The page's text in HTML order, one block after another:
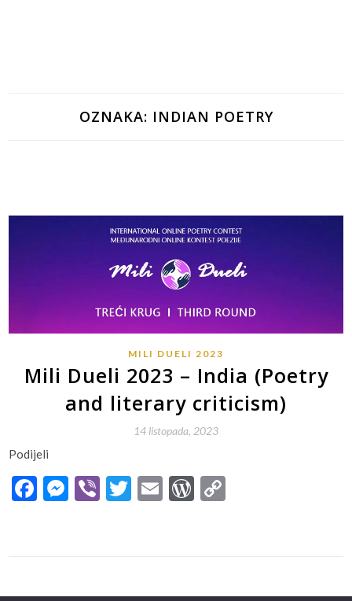
OZNAKA: INDIAN POETRY
MILI DUELI 2023
Mili Dueli 2023 – India (Poetry
and literary criticism)
14 listopada, 2023
Podijeli
Facebook
Messenger
ViberTwitter
EmailWordPress